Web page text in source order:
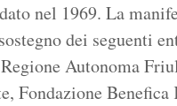
nel 1969. La
dei seguenti
Autonoma
Fondazione